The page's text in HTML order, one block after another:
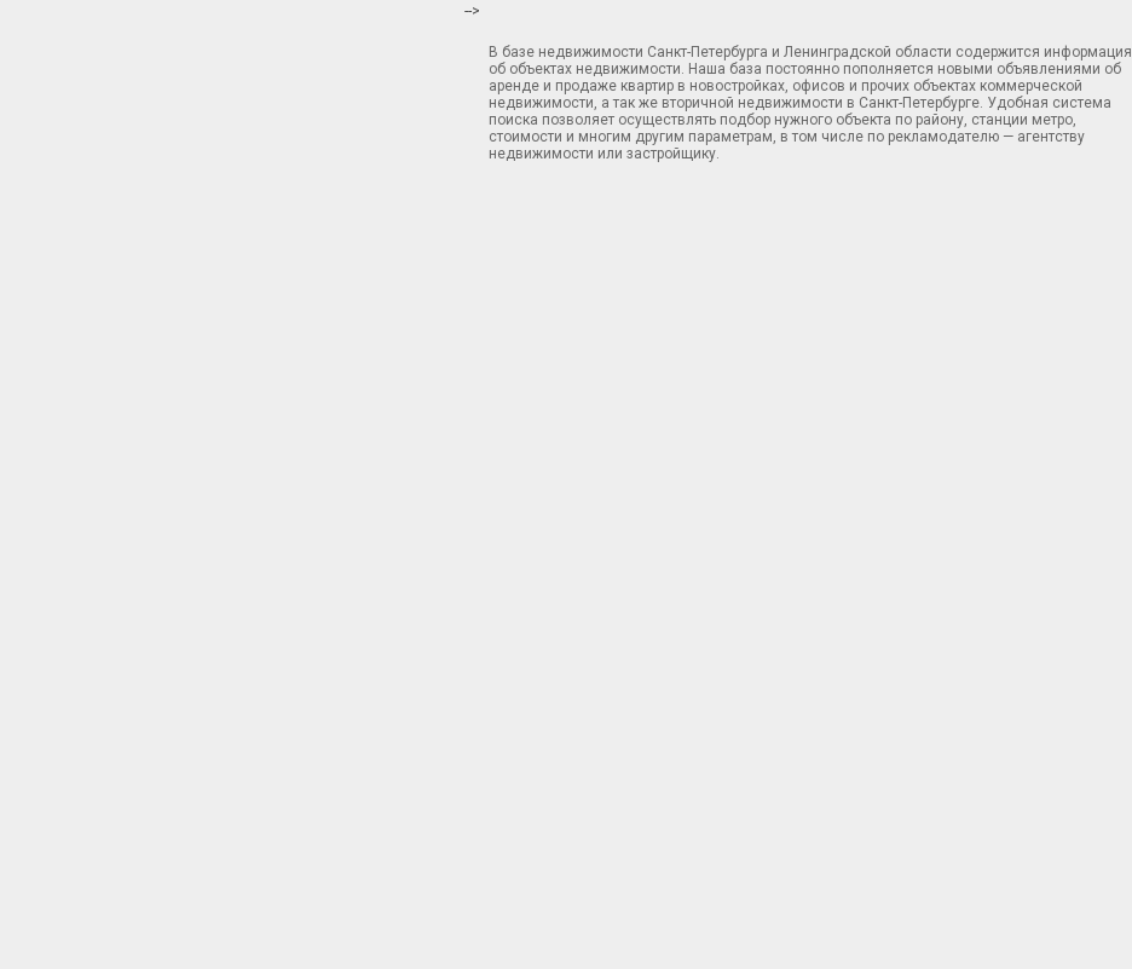
-->
В базе недвижимости Санкт-Петербурга и Ленинградской области содержится информация
об объектах недвижимости. Наша база постоянно пополняется новыми объявлениями об
аренде и продаже квартир в новостройках, офисов и прочих объектах коммерческой
недвижимости, а так же вторичной недвижимости в Санкт-Петербурге. Удобная система
поиска позволяет осуществлять подбор нужного объекта по району, станции метро,
стоимости и многим другим параметрам, в том числе по рекламодателю — агентству
недвижимости или застройщику.